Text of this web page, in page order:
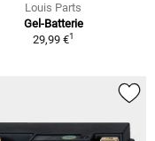
Louis Parts
Gel-Batterie
29,99 €1